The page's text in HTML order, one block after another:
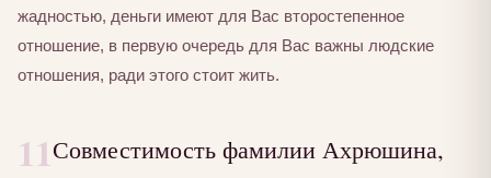
жадностью, деньги имеют для Вас второстепенное
отношение, в первую очередь для Вас важны людские
отношения, ради этого стоит жить.
11Совместимость фамилии Ахрюшина,